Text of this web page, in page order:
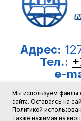
Мы используем файлы
сайта. Оставаясь на
Политикой
Также нажимая на
Адрес:
Тел.:
e-
© 2008-